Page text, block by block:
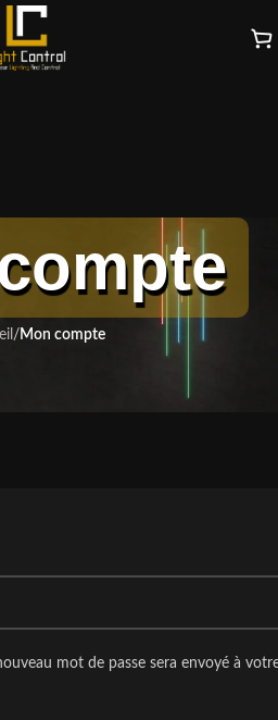
/ Mon compte
mot de passe sera envoyé à